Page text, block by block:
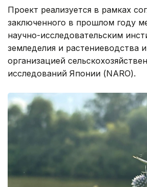
Проект реализуется в рамках
заключенного в прошлом году
научно-исследовательским
земледелия и растениеводства
организацией
исследований Японии (NARO).